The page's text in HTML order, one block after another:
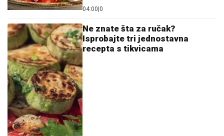
04:00 0
Ne znate šta za ručak?
Isprobajte tri jednostavna
recepta s tikvicama